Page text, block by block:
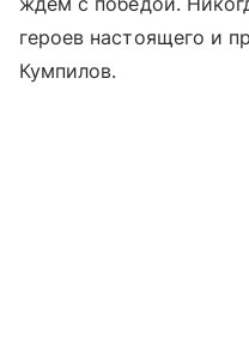
героев настоящего и
Кумпилов.